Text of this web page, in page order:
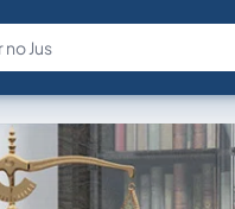
Fale com a IA